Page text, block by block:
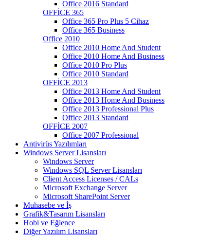
Office 2016 Standard
OFFİCE 365
Office 365 Pro Plus 5 Cihaz
Office 365 Business
Office 2010
Office 2010 Home And Student
Office 2010 Home And Business
Office 2010 Pro Plus
Office 2010 Standard
OFFİCE 2013
Office 2013 Home And Student
Office 2013 Home And Business
Office 2013 Professional Plus
Office 2013 Standard
OFFİCE 2007
Office 2007 Professional
Antivirüs Yazılımları
Windows Server Lisansları
Windows Server
Windows SQL Server Lisansları
Client Access Licenses / CALs
Microsoft Exchange Server
Microsoft SharePoint Server
Muhasebe ve İş
Grafik&Tasarım Lisansları
Hobi ve Eğlence
Diğer Yazılım Lisansları